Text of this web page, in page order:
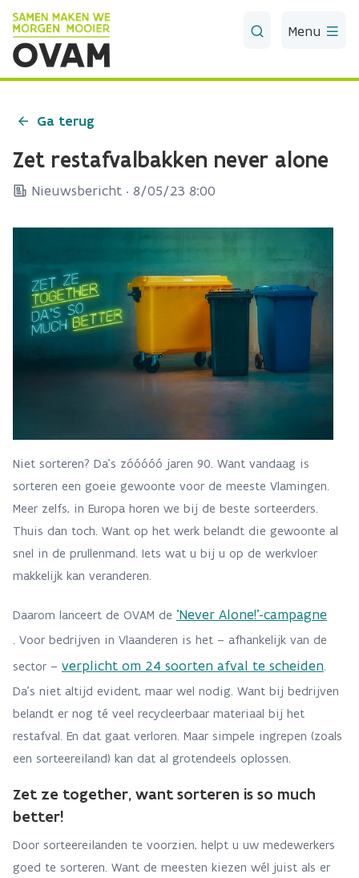
Skip to Main Content
Menu
Ga terug
Zet restafvalbakken never alone
Nieuwsbericht · 8/05/23 8:00
Niet sorteren? Da’s zóóóóó jaren 90. Want vandaag is
sorteren een goeie gewoonte voor de meeste Vlamingen.
Meer zelfs, in Europa horen we bij de beste sorteerders.
Thuis dan toch. Want op het werk belandt die gewoonte al
snel in de prullenmand. Iets wat u bij u op de werkvloer
makkelijk kan veranderen.
Daarom lanceert de OVAM de 'Never Alone!'-campagne
. Voor bedrijven in Vlaanderen is het – afhankelijk van de
sector – verplicht om 24 soorten afval te scheiden
Da’s niet altijd evident, maar wel nodig. Want bij bedrijven
belandt er nog té veel recycleerbaar materiaal bij het
restafval. En dat gaat verloren. Maar simpele ingrepen (zoals
een sorteereiland) kan dat al grotendeels oplossen.
Zet ze together, want sorteren is so much
better!
Door sorteereilanden te voorzien, helpt u uw medewerkers
goed te sorteren. Want de meesten kiezen wél juist als er